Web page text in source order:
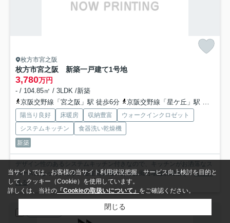
枚方市宮之阪
枚方市宮之阪 新築一戸建て1号地
3,780万円
- / 104.85㎡ / 3LDK /新築
京阪交野線「宮之阪」駅 徒歩6分
京阪交野線「星ケ丘」駅 徒歩11分
陽当り良好 床暖房 収納豊富
ウォークインクロゼット
システムキッチン
食器洗い乾燥機
新築
デザイン性のあるシステムキッチン付きなので、キッチンがお洒落なス
ペースになっています。浴室乾燥機のあるお風呂場は洗濯物を...もっと
見る
当サイトでは、お客様の当サイト利用状況把握、サービス向上検討を目的と
して、クッキー（Cookie）を使用しています。
詳しくは、当社の 「Cookieの取扱いについて」 をご確認ください。
閉じる